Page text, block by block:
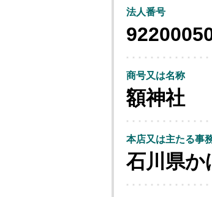
法人番号
商号又は名称
額神社
本店又は主たる事
石川県か